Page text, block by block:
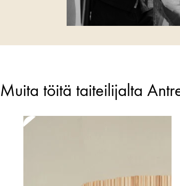
Muita töitä taiteilijalta